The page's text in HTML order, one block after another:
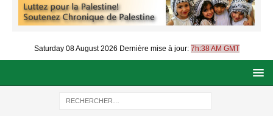
Saturday 08 August 2026 Dernière mise à jour: 7h:38 AM GMT